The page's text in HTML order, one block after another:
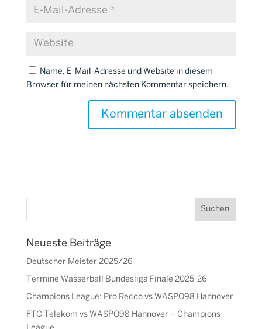
Name, E-Mail-Adresse und Website in diesem
Browser für meinen nächsten Kommentar speichern.
Neueste Beiträge
Deutscher Meister 2025/26
Termine Wasserball Bundesliga Finale 2025-26
Champions League: Pro Recco vs WASPO98 Hannover
FTC Telekom vs WASPO98 Hannover – Champions